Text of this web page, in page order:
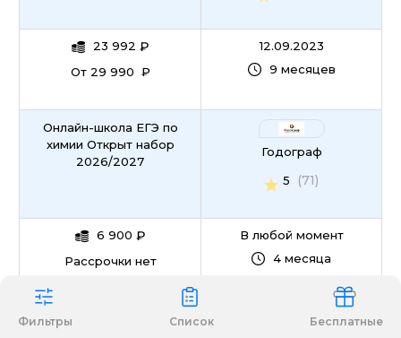
Фильтры Список Бесплатные
23 992 ₽
От 29 990 ₽
12.09.2023
9 месяцев
Онлайн-школа ЕГЭ по
химии Открыт набор
2026/2027
6 900 ₽
Рассрочки нет
Годограф
5
(71)
В любой момент
4 месяца
Задание №7 с нуля